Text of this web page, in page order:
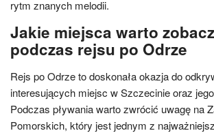
rytm znanych melodii.
Jakie miejsca warto
podczas rejsu po Odrze
Rejs po Odrze to doskonała okazja do
interesujących miejsc w Szczecinie oraz
Podczas pływania warto zwrócić uwagę na
Pomorskich, który jest jednym z